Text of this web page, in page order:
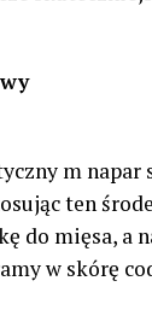
m napar
ten
do mięsa, a
w skórę